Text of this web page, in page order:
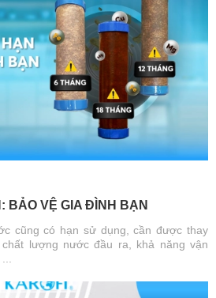
BẢO VỆ GIA ĐÌNH BẠN
cũng có hạn sử dụng, cần được thay
lượng nước đầu ra, khả năng vận